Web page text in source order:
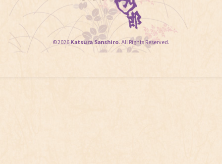
©2026Katsura Sanshiro. All Rights Reserved.